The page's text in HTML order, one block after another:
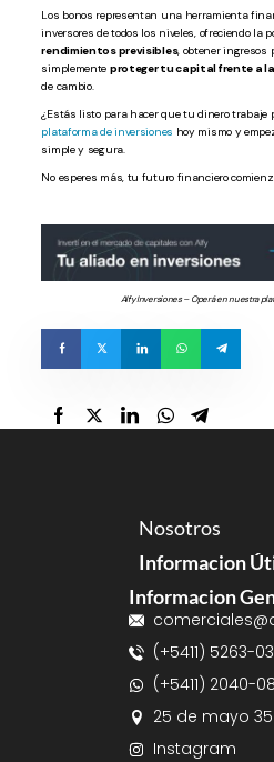
Los bonos representan una herramienta
inversores de todos los niveles, ofreciendo la
rendimientos previsibles, obtener ingresos
simplemente proteger tu capital frente a
de cambio.
¿Estás listo para hacer que tu dinero
plataforma de inversiones hoy mismo y
simple y segura.
No esperes más, tu futuro financiero
Alfy Inversiones – Operá en nuestra
Nosotros
Informacion
Informacion
(+5411) 5263-
(+5411) 2040-
25 de mayo
Instagram